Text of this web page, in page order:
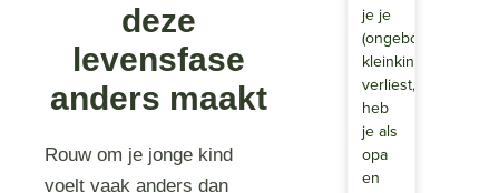
deze
levensfase
anders maakt
Rouw om je jonge kind
voelt vaak anders dan
je je
(ongeboren)
kleinkind
verliest,
heb
je als
opa
en